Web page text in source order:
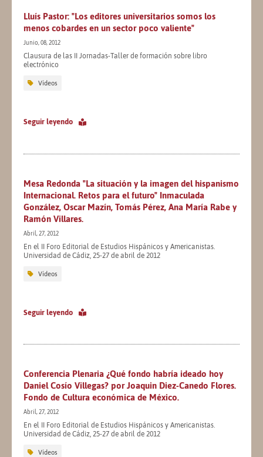
Lluís Pastor: "Los editores universitarios somos los
menos cobardes en un sector poco valiente"
Junio, 08, 2012
Clausura de las II Jornadas-Taller de formación sobre libro
electrónico
Vídeos
Seguir leyendo
Mesa Redonda "La situación y la imagen del hispanismo
Internacional. Retos para el futuro" Inmaculada
González, Oscar Mazín, Tomás Pérez, Ana María Rabe y
Ramón Villares.
Abril, 27, 2012
En el II Foro Editorial de Estudios Hispánicos y Americanistas.
Universidad de Cádiz, 25-27 de abril de 2012
Vídeos
Seguir leyendo
Conferencia Plenaria ¿Qué fondo habría ideado hoy
Daniel Cosío Villegas? por Joaquin Diez-Canedo Flores.
Fondo de Cultura económica de México.
Abril, 27, 2012
En el II Foro Editorial de Estudios Hispánicos y Americanistas.
Universidad de Cádiz, 25-27 de abril de 2012
Vídeos